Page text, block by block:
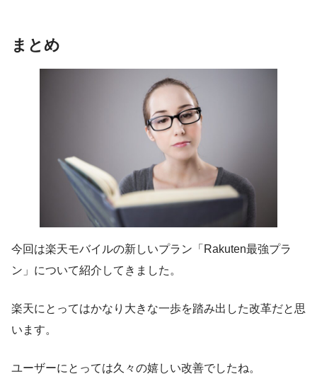
まとめ
今回は楽天モバイルの新しいプラン「Rakuten最強プラ
ン」について紹介してきました。
楽天にとってはかなり大きな一歩を踏み出した改革だと思
います。
ユーザーにとっては久々の嬉しい改善でしたね。